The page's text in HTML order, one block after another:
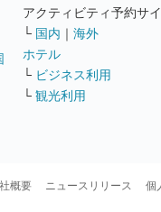
アクティビティ予約サ
└ 国内 ｜ 海外
ホテル
└ ビジネス利用
└ 観光利用
概要 ニュースリリース 個